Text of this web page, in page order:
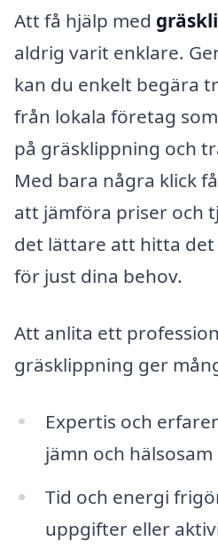
Att få hjälp med
aldrig varit enklare.
kan du enkelt begära
från lokala företag
på gräsklippning och
Med bara några klick
att jämföra priser och
det lättare att hitta
för just dina behov.
Att anlita ett
gräsklippning ger
Expertis och
jämn och
Tid och energi
uppgifter eller